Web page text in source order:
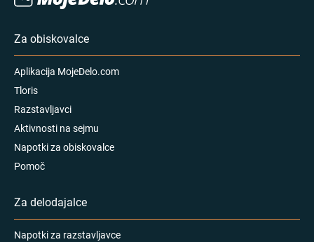
Za obiskovalce
Aplikacija MojeDelo.com
Tloris
Razstavljavci
Aktivnosti na sejmu
Napotki za obiskovalce
Pomoč
Za delodajalce
Napotki za razstavljavce